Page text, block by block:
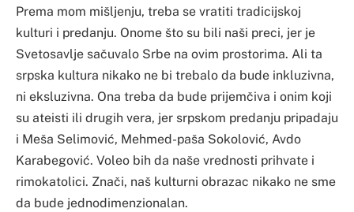
Prema mom mišljenju, treba se vratiti tradicijskoj
kulturi i predanju. Onome što su bili naši preci, jer je
Svetosavlje sačuvalo Srbe na ovim prostorima. Ali ta
srpska kultura nikako ne bi trebalo da bude inkluzivna,
ni eksluzivna. Ona treba da bude prijemčiva i onim koji
su ateisti ili drugih vera, jer srpskom predanju pripadaju
i Meša Selimović, Mehmed-paša Sokolović, Avdo
Karabegović. Voleo bih da naše vrednosti prihvate i
rimokatolici. Znači, naš kulturni obrazac nikako ne sme
da bude jednodimenzionalan.